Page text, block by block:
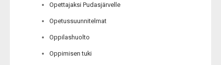
Opettajaksi Pudasjärvelle
Opetussuunnitelmat
Oppilashuolto
Oppimisen tuki